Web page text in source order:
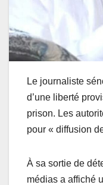
Le journaliste
d’une liberté
prison. Les
pour « diffusion
À sa sortie de
médias a affiché